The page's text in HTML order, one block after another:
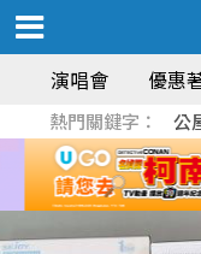
演唱會 優惠
熱門關鍵字： 公